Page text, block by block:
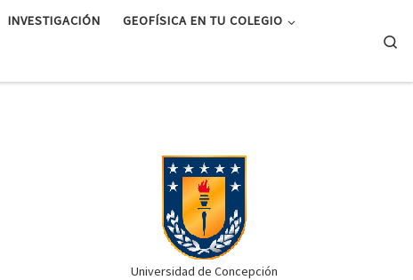
INVESTIGACIÓN GEOFÍSICA EN TU COLEGIO
Universidad de Concepción